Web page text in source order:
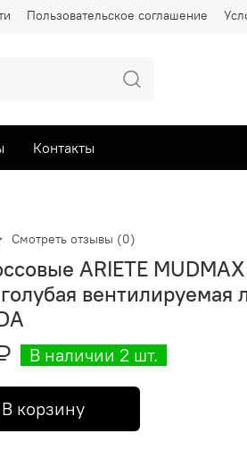
Пользовательское соглашение
Контакты
Смотреть отзывы (0)
ARIETE
вентилируемая
В наличии 2 шт.
В корзину